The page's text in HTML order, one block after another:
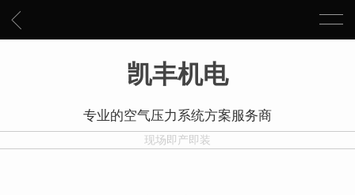
凯丰机电
专业的空气压力系统方案服务商
现场即产即装